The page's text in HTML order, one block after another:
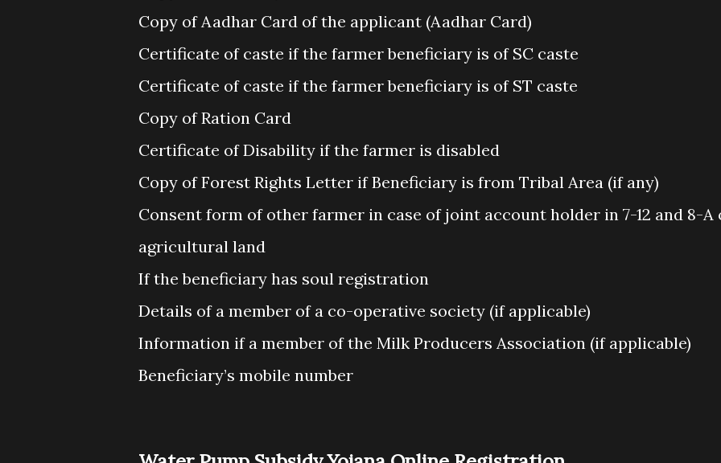
Copy of Aadhar Card of the applicant (Aadhar Card)
Certificate of caste if the farmer beneficiary is of SC caste
Certificate of caste if the farmer beneficiary is of ST caste
Copy of Ration Card
Certificate of Disability if the farmer is disabled
Copy of Forest Rights Letter if Beneficiary is from Tribal Area (if any)
Consent form of other farmer in case of joint account holder in 7-12 and 8-A
agricultural land
If the beneficiary has soul registration
Details of a member of a co-operative society (if applicable)
Information if a member of the Milk Producers Association (if applicable)
Beneficiary’s mobile number